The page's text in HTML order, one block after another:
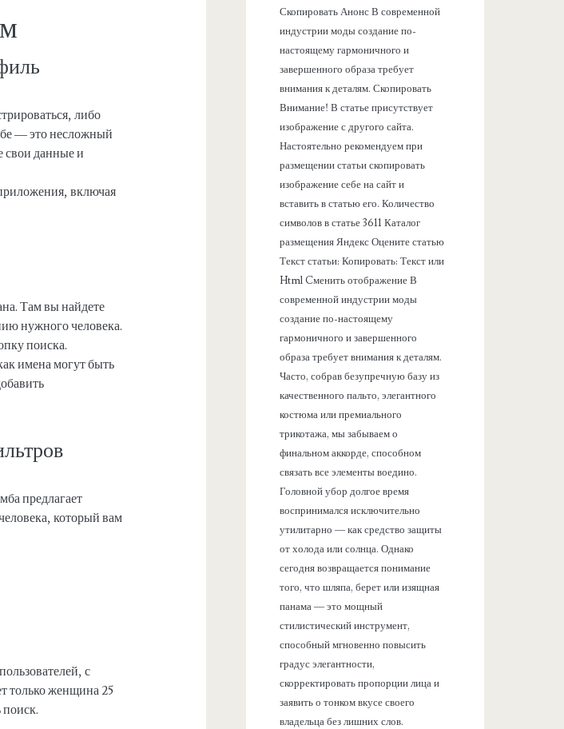
либо
— это несложный
свои данные и
включая
Там вы найдете
нужного человека.
поиска.
имена могут быть
предлагает
который вам
с
только женщина 25
поиск.
Скопировать Анонс В современной
индустрии моды создание по-
настоящему гармоничного и
завершенного образа требует
внимания к деталям. Скопировать
Внимание! В статье присутствует
изображение с другого сайта.
Настоятельно рекомендуем при
размещении статьи скопировать
изображение себе на сайт и
вставить в статью его. Количество
символов в статье 3611 Каталог
размещения Яндекс Оцените статью
Текст статьи: Копировать: Текст или
Html Cменить отображение В
современной индустрии моды
создание по-настоящему
гармоничного и завершенного
образа требует внимания к деталям.
Часто, собрав безупречную базу из
качественного пальто, элегантного
костюма или премиального
трикотажа, мы забываем о
финальном аккорде, способном
связать все элементы воедино.
Головной убор долгое время
воспринимался исключительно
утилитарно — как средство защиты
от холода или солнца. Однако
сегодня возвращается понимание
того, что шляпа, берет или изящная
панама — это мощный
стилистический инструмент,
способный мгновенно повысить
градус элегантности,
скорректировать пропорции лица и
заявить о тонком вкусе своего
владельца без лишних слов.